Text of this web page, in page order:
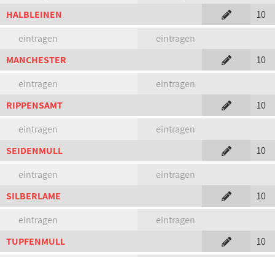
HALBLEINEN
10
eintragen
eintragen
MANCHESTER
10
eintragen
eintragen
RIPPENSAMT
10
eintragen
eintragen
SEIDENMULL
10
eintragen
eintragen
SILBERLAME
10
eintragen
eintragen
TUPFENMULL
10